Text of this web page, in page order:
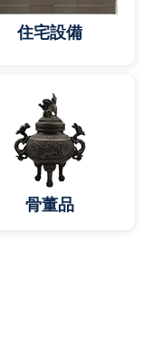
住宅設備
骨董品